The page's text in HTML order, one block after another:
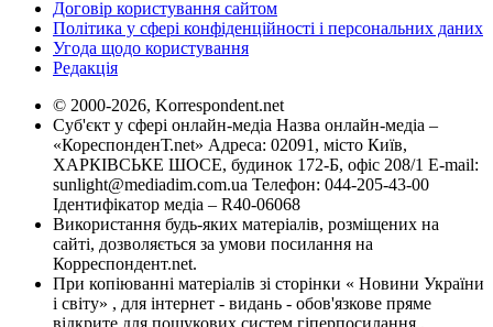
Договір користування сайтом
Політика у сфері конфіденційності і персональних даних
Угода щодо користування
Редакція
© 2000-2026, Korrespondent.net
Суб'єкт у сфері онлайн-медіа Назва онлайн-медіа –
«КореспонденТ.net» Адреса: 02091, місто Київ,
ХАРКІВСЬКЕ ШОСЕ, будинок 172-Б, офіс 208/1 E-mail:
sunlight@mediadim.com.ua Телефон: 044-205-43-00
Ідентифікатор медіа – R40-06068
Використання будь-яких матеріалів, розміщених на
сайті, дозволяється за умови посилання на
Корреспондент.net.
При копіюванні матеріалів зі сторінки « Новини України
і світу» , для інтернет - видань - обов'язкове пряме
відкрите для пошукових систем гіперпосилання .